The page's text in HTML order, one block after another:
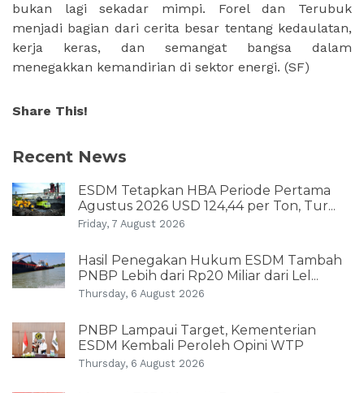
bukan lagi sekadar mimpi. Forel dan Terubuk
menjadi bagian dari cerita besar tentang kedaulatan,
kerja keras, dan semangat bangsa dalam
menegakkan kemandirian di sektor energi. (SF)
Share This!
Recent News
ESDM Tetapkan HBA Periode Pertama
Agustus 2026 USD 124,44 per Ton, Tur...
Friday, 7 August 2026
Hasil Penegakan Hukum ESDM Tambah
PNBP Lebih dari Rp20 Miliar dari Lel...
Thursday, 6 August 2026
PNBP Lampaui Target, Kementerian
ESDM Kembali Peroleh Opini WTP
Thursday, 6 August 2026